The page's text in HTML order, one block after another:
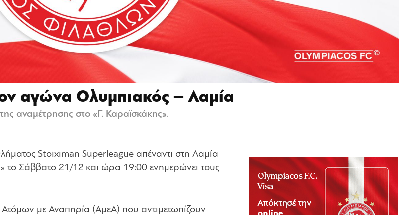
αγώνα Ολυμπιακός – Λαμία
αναμέτρησης στο «Γ. Καραϊσκάκης».
Stoiximan Superleague απέναντι στη Λαμία
το Σάββατο 21/12 και ώρα 19:00 ενημερώνει τους
Ατόμων με Αναπηρία (ΑμεΑ) που αντιμετωπίζουν